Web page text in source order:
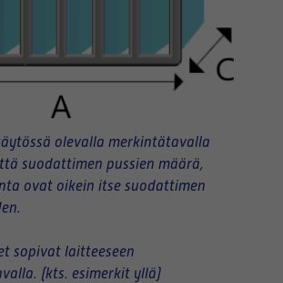
olevalla merkintätavalla
suodattimen pussien määrä,
ovat oikein itse suodattimen
sopivat laitteeseen
(kts. esimerkit yllä)